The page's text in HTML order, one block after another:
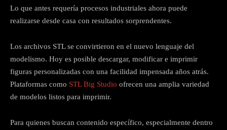
Lo que antes requería procesos industriales ahora puede
realizarse desde casa con resultados sorprendentes.
Los archivos STL se convirtieron en el nuevo lenguaje del
modelismo. Hoy es posible descargar, modificar e imprimir
figuras personalizadas con una facilidad impensada años atrás.
Plataformas como STL Big Studio ofrecen una amplia variedad
de modelos listos para imprimir.
Para quienes buscan contenido específico, especialmente dentro